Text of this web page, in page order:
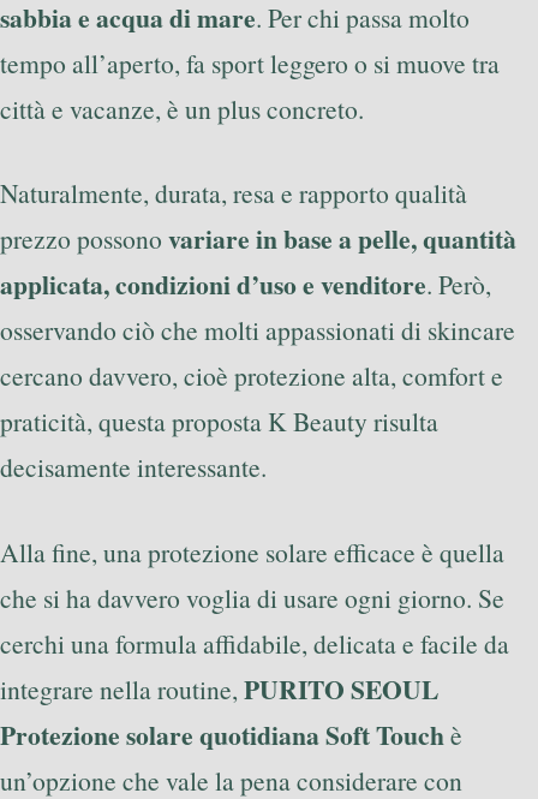
sabbia e acqua di mare. Per chi passa molto
tempo all’aperto, fa sport leggero o si muove tra
città e vacanze, è un plus concreto.
Naturalmente, durata, resa e rapporto qualità
prezzo possono variare in base a pelle, quantità
applicata, condizioni d’uso e venditore. Però,
osservando ciò che molti appassionati di skincare
cercano davvero, cioè protezione alta, comfort e
praticità, questa proposta K Beauty risulta
decisamente interessante.
Alla fine, una protezione solare efficace è quella
che si ha davvero voglia di usare ogni giorno. Se
cerchi una formula affidabile, delicata e facile da
integrare nella routine, PURITO SEOUL
Protezione solare quotidiana Soft Touchè
un’opzione che vale la pena considerare con